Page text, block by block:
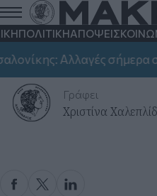
ΠΟΛΙΤΙΚΗΑΠΟΨΕΙΣ
Αλλαγές σήμερα στο
Ο φιλότιμος
Δευτέρα 06 Ιουλίου 2020,
Γράφει
Χριστίνα